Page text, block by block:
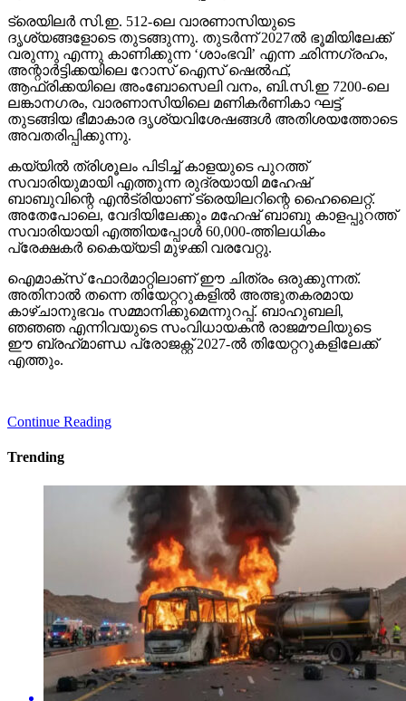
ട്രെയിലര്‍ സി.ഇ. 512-ലെ വാരണാസിയുടെ
ദൃശ്യങ്ങളോടെ തുടങ്ങുന്നു. തുടര്‍ന്ന് 2027ല്‍ ഭൂമിയിലേക്ക്
വരുന്നു എന്നു കാണിക്കുന്ന ‘ശാംഭവി’ എന്ന ഛിന്നഗ്രഹം,
അന്റാര്‍ട്ടിക്കയിലെ റോസ് ഐസ് ഷെല്‍ഫ്,
ആഫ്രിക്കയിലെ അംബോസെലി വനം, ബി.സി.ഇ 7200-ലെ
ലങ്കാനഗരം, വാരണാസിയിലെ മണികര്‍ണികാ ഘട്ട്
തുടങ്ങിയ ഭീമാകാര ദൃശ്യവിശേഷങ്ങള്‍ അതിശയത്തോടെ
അവതരിപ്പിക്കുന്നു.
കയ്യില്‍ ത്രിശൂലം പിടിച്ച് കാളയുടെ പുറത്ത്
സവാരിയുമായി എത്തുന്ന രുദ്രയായി മഹേഷ്
ബാബുവിന്റെ എന്‍ട്രിയാണ് ട്രെയിലറിന്റെ ഹൈലൈറ്റ്.
അതേപോലെ, വേദിയിലേക്കും മഹേഷ് ബാബു കാളപ്പുറത്ത്
സവാരിയായി എത്തിയപ്പോള്‍ 60,000-ത്തിലധികം
പ്രേക്ഷകര്‍ കൈയ്യടി മുഴക്കി വരവേറ്റു.
ഐമാക്‌സ് ഫോര്‍മാറ്റിലാണ് ഈ ചിത്രം ഒരുക്കുന്നത്.
അതിനാല്‍ തന്നെ തിയേറ്ററുകളില്‍ അത്ഭുതകരമായ
കാഴ്ചാനുഭവം സമ്മാനിക്കുമെന്നുറപ്പ്. ബാഹുബലി,
ഞഞഞ എന്നിവയുടെ സംവിധായകന്‍ രാജമൗലിയുടെ
ഈ ബ്രഹ്‌മാണ്ഡ പ്രോജക്റ്റ് 2027-ല്‍ തിയേറ്ററുകളിലേക്ക്
എത്തും.
Continue Reading
Trending